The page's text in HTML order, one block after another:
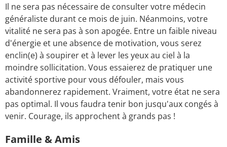
Il ne sera pas nécessaire de consulter votre médecin
généraliste durant ce mois de juin. Néanmoins, votre
vitalité ne sera pas à son apogée. Entre un faible niveau
d'énergie et une absence de motivation, vous serez
enclin(e) à soupirer et à lever les yeux au ciel à la
moindre sollicitation. Vous essaierez de pratiquer une
activité sportive pour vous défouler, mais vous
abandonnerez rapidement. Vraiment, votre état ne sera
pas optimal. Il vous faudra tenir bon jusqu'aux congés à
venir. Courage, ils approchent à grands pas !
Famille & Amis